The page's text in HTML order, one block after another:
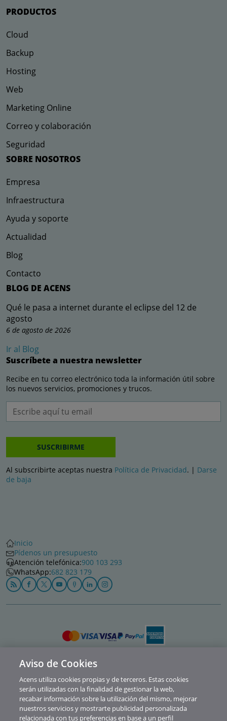
PRODUCTOS
Cloud
Backup
Hosting
Web
Marketing Online
Correo y colaboración
Seguridad
SOBRE NOSOTROS
Empresa
Infraestructura
Ayuda y soporte
Actualidad
Blog
Contacto
BLOG DE ACENS
Qué le pasa a internet durante el eclipse del 12 de
agosto
6 de agosto de 2026
Ir al Blog
Suscríbete a nuestra newsletter
Recibe en tu correo electrónico toda la información útil sobre
los nuevos servicios, promociones y trucos.
SUSCRIBIRME
Al subscribirte aceptas nuestra Política de Privacidad. | Darse
de baja
Inicio
Pídenos un presupuesto
Atención telefónica:900 103 293
WhatsApp:682 823 179
Política de privacidad
Cookies
Contacto
Aviso de Cookies
Acens utiliza cookies propias y de terceros. Estas cookies
serán utilizadas con la finalidad de gestionar la web,
recabar información sobre la utilización del mismo, mejorar
nuestros servicios y mostrarte publicidad personalizada
relacionada con tus preferencias en base a un perfil